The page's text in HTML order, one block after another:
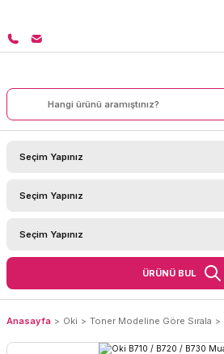
ÜRÜNÜ BUL
Anasayfa Oki Toner Modeline Göre Sırala